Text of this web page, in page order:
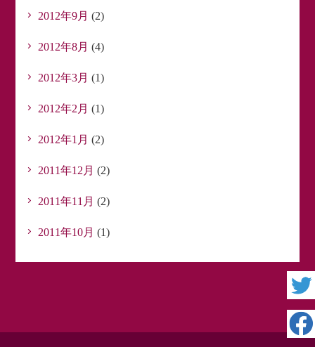
2012年9月 (2)
2012年8月 (4)
2012年3月 (1)
2012年2月 (1)
2012年1月 (2)
2011年12月 (2)
2011年11月 (2)
2011年10月 (1)